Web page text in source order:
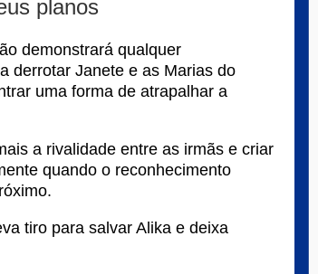
planos
demonstrará qualquer
derrotar Janete e as Marias do
uma forma de atrapalhar a
a rivalidade entre as irmãs e criar
quando o reconhecimento
tiro para salvar Alika e deixa